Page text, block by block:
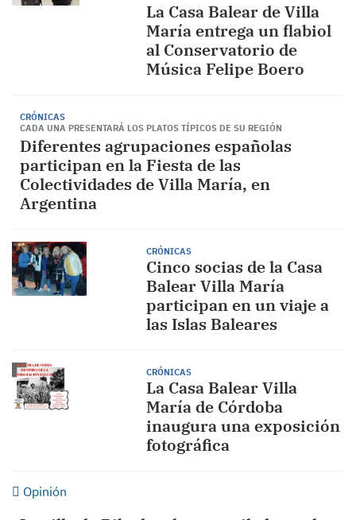
La Casa Balear de Villa
María entrega un flabiol
al Conservatorio de
Música Felipe Boero
CRÓNICAS
CADA UNA PRESENTARÁ LOS PLATOS TÍPICOS DE SU REGIÓN
Diferentes agrupaciones españolas
participan en la Fiesta de las
Colectividades de Villa María, en
Argentina
CRÓNICAS
Cinco socias de la Casa
Balear Villa María
participan en un viaje a
las Islas Baleares
CRÓNICAS
La Casa Balear Villa
María de Córdoba
inaugura una exposición
fotográfica
Opinión